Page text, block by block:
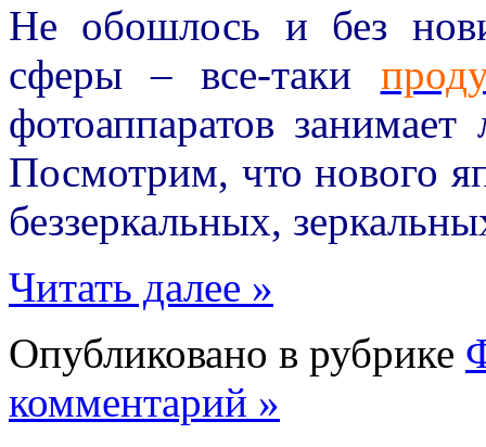
Не обошлось и без
сферы – все-таки
фотоаппаратов
Посмотрим, что нового
беззеркальных,
Читать далее »
Опубликовано в рубрике
комментарий »